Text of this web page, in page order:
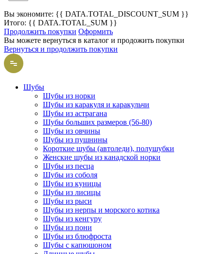
Вы экономите: {{ DATA.TOTAL_DISCOUNT_SUM }}
Итого: {{ DATA.TOTAL_SUM }}
Продолжить покупки Оформить
Вы можете вернуться в каталог и продожить покупки
Вернуться и продолжить покупки
Шубы
Шубы из норки
Шубы из каракуля и каракульчи
Шубы из астрагана
Шубы больших размеров (56-80)
Шубы из овчины
Шубы из пушнины
Короткие шубы (автоледи), полушубки
Женские шубы из канадской норки
Шубы из песца
Шубы из соболя
Шубы из куницы
Шубы из лисицы
Шубы из рыси
Шубы из нерпы и морского котика
Шубы из кенгуру
Шубы из пони
Шубы из блюфроста
Шубы с капюшоном